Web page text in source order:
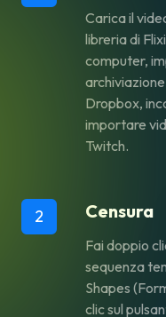
Carica il
libreria di
computer,
Dropbox,
importare
Twitch.
2 Censura
Fai doppio
sequenza
Shapes
clic sul